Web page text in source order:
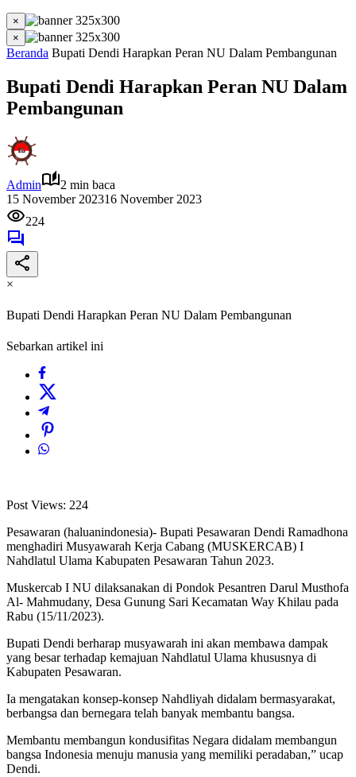
×
×
Beranda Bupati Dendi Harapkan Peran NU Dalam Pembangunan
Bupati Dendi Harapkan Peran NU Dalam
Pembangunan
Admin
2 min baca
15 November 202316 November 2023
224
×
Bupati Dendi Harapkan Peran NU Dalam Pembangunan
Sebarkan artikel ini
Post Views: 224
Pesawaran (haluanindonesia)- Bupati Pesawaran Dendi Ramadhona
menghadiri Musyawarah Kerja Cabang (MUSKERCAB) I
Nahdlatul Ulama Kabupaten Pesawaran Tahun 2023.
Muskercab I NU dilaksanakan di Pondok Pesantren Darul Musthofa
Al- Mahmudany, Desa Gunung Sari Kecamatan Way Khilau pada
Rabu (15/11/2023).
Bupati Dendi berharap musyawarah ini akan membawa dampak
yang besar terhadap kemajuan Nahdlatul Ulama khususnya di
Kabupaten Pesawaran.
Ia mengatakan konsep-konsep Nahdliyah didalam bermasyarakat,
berbangsa dan bernegara telah banyak membantu bangsa.
Membantu membangun kondusifitas Negara didalam membangun
bangsa Indonesia menuju manusia yang memiliki peradaban,” ucap
Dendi.